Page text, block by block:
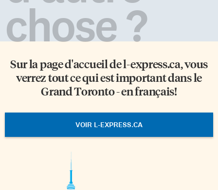
chose ?
Sur la page d'accueil del-express.ca, vous
verrez tout ce qui est important dans le
Grand Toronto - en français!
VOIR L-EXPRESS.CA